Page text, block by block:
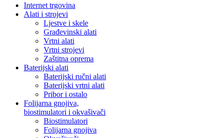
Close
Menu
Internet trgovina
Alati i strojevi
Ljestve i skele
Građevinski alati
Vrtni alati
Vrtni strojevi
Zaštitna oprema
Baterijski alati
Baterijski ručni alati
Baterijski vrtni alati
Pribor i ostalo
Folijarna gnojiva,
biostimulatori i okvašivači
Biostimulatori
Folijarna gnojiva